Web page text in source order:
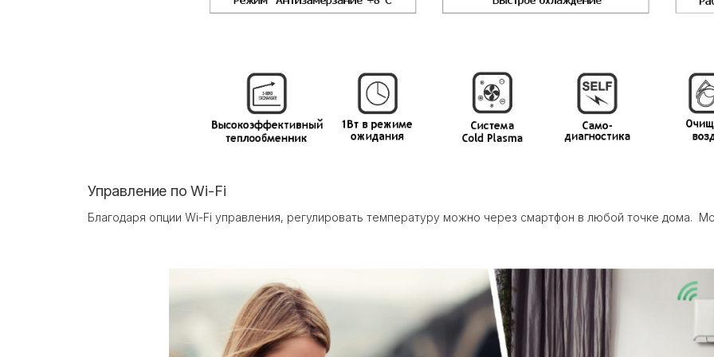
Управление по Wi-Fi
Благодаря опции Wi-Fi управления, регулировать температуру можно через смартфон в любой точке дома.